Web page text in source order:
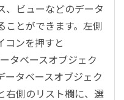
、ビューなどのデータ
ことができます。左側
コンを押すと
タベースオブジェク
ータベースオブジェク
右側のリスト欄に、選